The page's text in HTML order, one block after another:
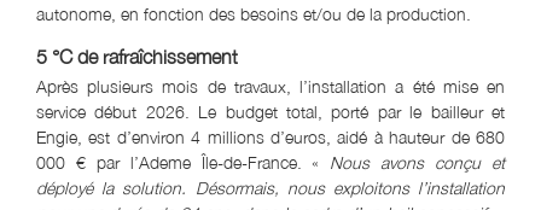
autonome, en fonction des besoins et/ou de la production.
5 °C de rafraîchissement
Après plusieurs mois de travaux, l’installation a été mise en
service début 2026. Le budget total, porté par le bailleur et
Engie, est d’environ 4 millions d’euros, aidé à hauteur de 680
000 € par l’Ademe Île-de-France. « Nous avons conçu et
déployé la solution. Désormais, nous exploitons l’installation